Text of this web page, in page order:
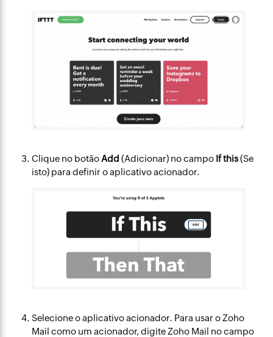
Clique no botãoAdd (Adicionar) no campo If this(Se
isto) para definir o aplicativo acionador.
Selecione o aplicativo acionador. Para usar o Zoho
Mail como um acionador, digite Zoho Mail no campo